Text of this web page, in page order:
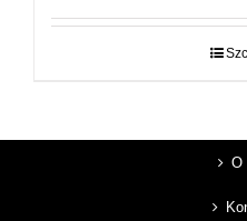
29,00 zł
O